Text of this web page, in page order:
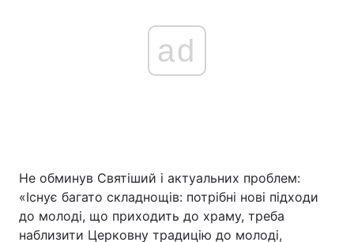
ad
Не обминув Святіший і актуальних проблем:
«Існує багато складнощів: потрібні нові підходи
до молоді, що приходить до храму, треба
наблизити Церковну традицію до молоді,